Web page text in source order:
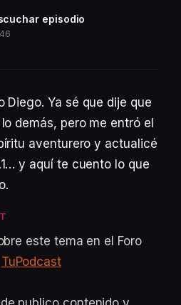
episodio
Diego. Ya sé que dije que
demás, pero me entró el
aventurero y actualicé
y aquí te cuento lo que
este tema en el Foro
TuPodcast